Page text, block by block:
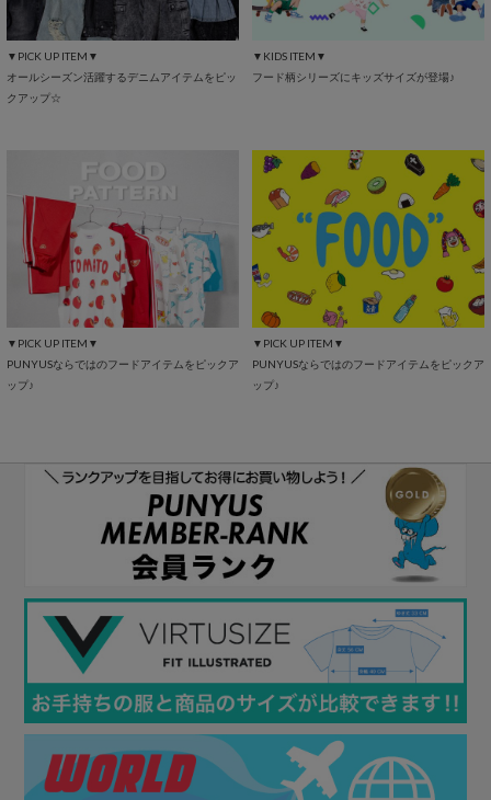
▼PICK UP ITEM▼
オールシーズン活躍するデニムアイテムをピッ
クアップ☆
▼KIDS ITEM▼
フード柄シリーズにキッズサイズが登場♪
▼PICK UP ITEM▼
PUNYUSならではのフードアイテムをピックア
ップ♪
▼PICK UP ITEM▼
PUNYUSならではのフードアイテムをピックア
ップ♪